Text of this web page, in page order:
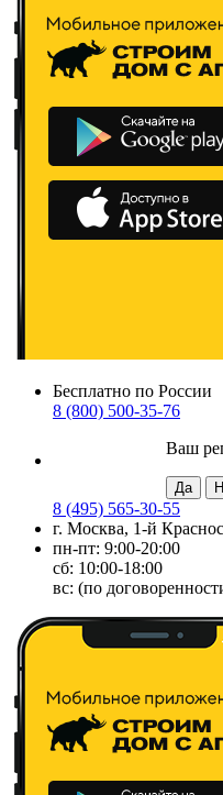
Бесплатно по России
8 (800) 500-35-76
Ваш
8 (495) 565-30-55
г. Москва, 1-й
пн-пт: 9:00-20:00
сб: 10:00-18:00
вс: (по